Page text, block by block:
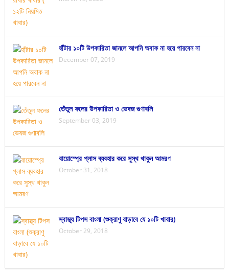
হাঁটার ১০টি উপকারিতা জানলে আপনি অবাক না হয়ে পারবেন না
December 07, 2019
তেঁতুল ফলের উপকারিতা ও ভেষজ গুণাবলি
September 03, 2019
বায়োস্প্রে প্লাস ব্যবহার করে সুস্থ থাকুন আমরণ
October 31, 2018
স্বাস্থ্য টিপস বাংলা (শুক্রাণু বাড়াবে যে ১০টি খাবার)
October 29, 2018